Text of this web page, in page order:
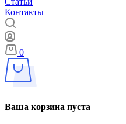
Контакты
0
Ваша корзина пуста